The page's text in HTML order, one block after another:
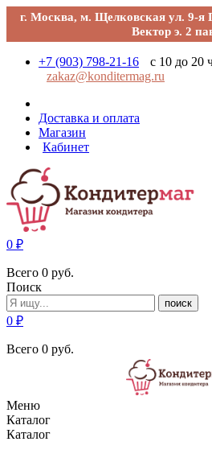
г. Москва, м. Щелковская ул. 9-я
Вектор э. 2
+7 (903) 798-21-16
с 10 до 20
zakaz@konditermag.ru
Доставка и оплата
Магазин
Кабинет
0 ₽
Всего 0 руб.
Поиск
поиск
0 ₽
Всего 0 руб.
Меню
Каталог
Каталог